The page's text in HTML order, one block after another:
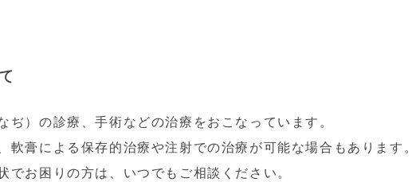
ぢ）の診療、手術などの治療をおこなっています。
軟膏による保存的治療や注射での治療が可能な場合もあります。
でお困りの方は、いつでもご相談ください。